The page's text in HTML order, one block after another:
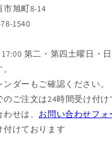
市旭町8-14
1540
第二・第四土曜日・
ダーもご確認ください。
のご注文は24時間受け付け
せは、 お問い合わせフォ
付けております